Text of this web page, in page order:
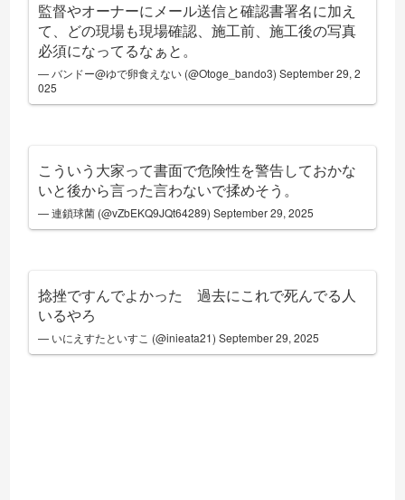
監督やオーナーにメール送信と確認書署名に加え
て、どの現場も現場確認、施工前、施工後の写真
必須になってるなぁと。
— バンドー@ゆで卵食えない (@Otoge_bando3)September 29, 2
025
こういう大家って書面で危険性を警告しておかな
いと後から言った言わないで揉めそう。
— 連鎖球菌 (@vZbEKQ9JQt64289)September 29, 2025
捻挫ですんでよかった 過去にこれで死んでる人
いるやろ
— いにえすたといすこ (@inieata21)September 29, 2025